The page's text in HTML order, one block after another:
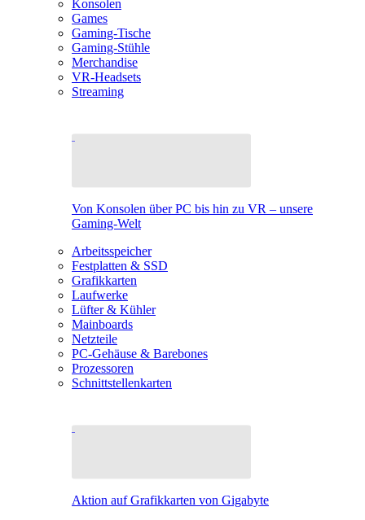
Konsolen
Games
Gaming-Tische
Gaming-Stühle
Merchandise
VR-Headsets
Streaming
Von Konsolen über PC bis hin zu VR – unsere
Gaming-Welt
Arbeitsspeicher
Festplatten & SSD
Grafikkarten
Laufwerke
Lüfter & Kühler
Mainboards
Netzteile
PC-Gehäuse & Barebones
Prozessoren
Schnittstellenkarten
Aktion auf Grafikkarten von Gigabyte